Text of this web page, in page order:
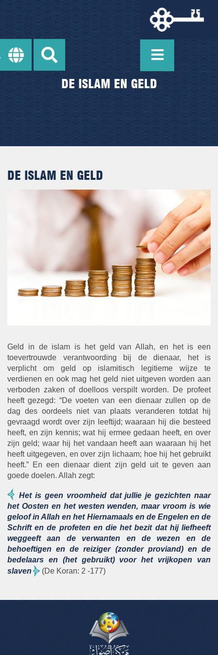
DE ISLAM EN GELD
DE ISLAM EN GELD
Geld in de islam is het geld van Allah, en het is een
toevertrouwde verantwoording bij de dienaar, het is
verplicht om geld op islamitisch legitieme wijze te
verdienen en ook mag het geld niet uitgeven worden aan
verboden zaken of doelloos verspilt worden. De profeet
heeft gezegd: “De voeten van een dienaar zullen op de
dag des oordeels niet van plaats veranderen totdat hij
gevraagd wordt over zijn leeftijd; waaraan hij die besteed
heeft, en zijn kennis; wat hij ermee gedaan heeft, en over
zijn geld; waar hij het vandaan heeft aan waaraan hij het
heeft uitgegeven, en over zijn lichaam; hoe hij het gebruikt
heeft.” En een dienaar dient zijn geld uit te geven aan
goede doelen. Allah zegt:
Het is geen vroomheid dat jullie je gezichten naar
het Oosten en het westen wenden, maar vroom is wie
geloof in Allah en het Hiernamaals en de Engelen en de
Schrift en de profeten en die het bezit dat hij liefheeft
weggeeft aan de verwanten en de wezen en de
behoeftigen en de reiziger (zonder proviand) en de
bedelaars en (het gebruikt) voor het vrijkopen van
slaven
(De Koran: 2 -177)